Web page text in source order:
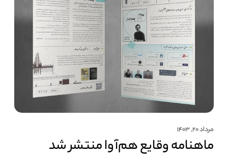
مرداد ۲۰, ۱۴۰۳
ماهنامه وقایع هم‌آوا منتشر شد